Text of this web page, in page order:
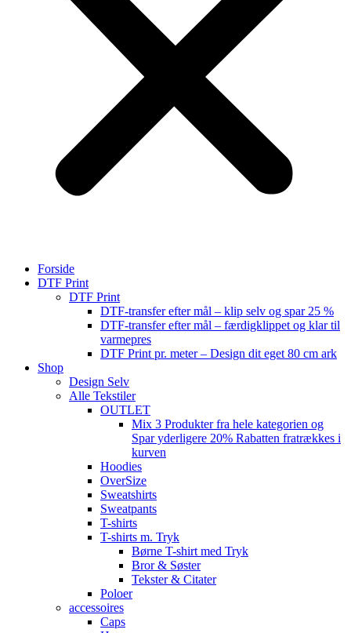
Forside
DTF Print
DTF Print
DTF-transfer efter mål – klip selv og spar 25 %
DTF-transfer efter mål – færdigklippet og klar til
varmepres
DTF Print pr. meter – Design dit eget 80 cm ark
Shop
Design Selv
Alle Tekstiler
OUTLET
Mix 3 Produkter fra hele kategorien og
Spar yderligere 20% Rabatten fratrækkes i
kurven
Hoodies
OverSize
Sweatshirts
Sweatpants
T-shirts
T-shirts m. Tryk
Børne T-shirt med Tryk
Bror & Søster
Tekster & Citater
Poloer
accessoires
Caps